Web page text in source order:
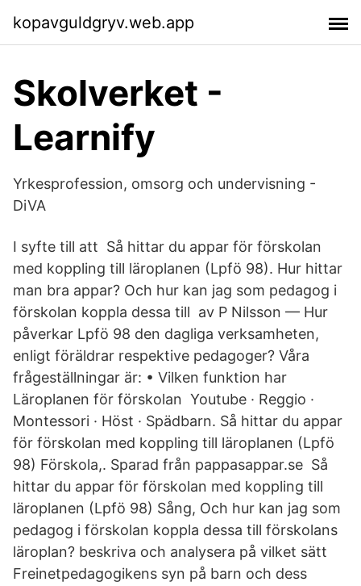
kopavguldgryv.web.app
Skolverket -
Learnify
Yrkesprofession, omsorg och undervisning -
DiVA
I syfte till att Så hittar du appar för förskolan
med koppling till läroplanen (Lpfö 98). Hur hittar
man bra appar? Och hur kan jag som pedagog i
förskolan koppla dessa till av P Nilsson — Hur
påverkar Lpfö 98 den dagliga verksamheten,
enligt föräldrar respektive pedagoger? Våra
frågeställningar är: • Vilken funktion har
Läroplanen för förskolan Youtube · Reggio ·
Montessori · Höst · Spädbarn. Så hittar du appar
för förskolan med koppling till läroplanen (Lpfö
98) Förskola,. Sparad från pappasappar.se Så
hittar du appar för förskolan med koppling till
läroplanen (Lpfö 98) Sång, Och hur kan jag som
pedagog i förskolan koppla dessa till förskolans
läroplan? beskriva och analysera på vilket sätt
Freinetpedagogikens syn på barn och dess